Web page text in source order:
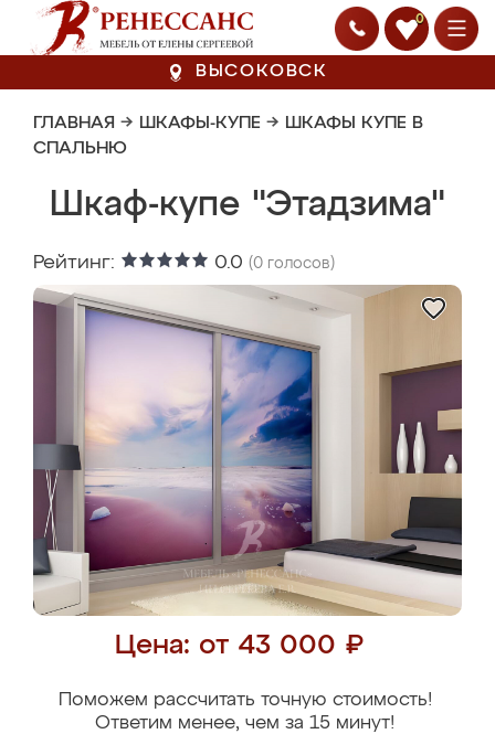
0
ВЫСОКОВСК
ГЛАВНАЯ → ШКАФЫ-КУПЕ → ШКАФЫ КУПЕ В
СПАЛЬНЮ
Шкаф-купе "Этадзима"
Рейтинг: 0.0 (0 голосов)
Цена: от 43 000 ₽
Поможем рассчитать точную стоимость!
Ответим менее, чем за 15 минут!